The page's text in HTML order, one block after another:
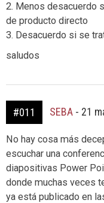
2. Menos desacuerdo
de producto directo
3. Desacuerdo si se
saludos
#011 SEBA - 21
No hay cosa más
escuchar una
diapositivas Power
donde muchas veces
ya está publicado en